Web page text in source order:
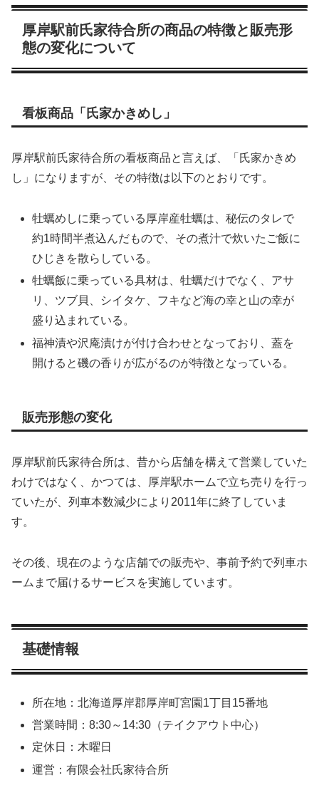
厚岸駅前氏家待合所の商品の特徴と販売形
態の変化について
看板商品「氏家かきめし」
厚岸駅前氏家待合所の看板商品と言えば、「氏家かきめ
し」になりますが、その特徴は以下のとおりです。
牡蠣めしに乗っている厚岸産牡蠣は、秘伝のタレで
約1時間半煮込んだもので、その煮汁で炊いたご飯に
ひじきを散らしている。
牡蠣飯に乗っている具材は、牡蠣だけでなく、アサ
リ、ツブ貝、シイタケ、フキなど海の幸と山の幸が
盛り込まれている。
福神漬や沢庵漬けが付け合わせとなっており、蓋を
開けると磯の香りが広がるのが特徴となっている。
販売形態の変化
厚岸駅前氏家待合所は、昔から店舗を構えて営業していた
わけではなく、かつては、厚岸駅ホームで立ち売りを行っ
ていたが、列車本数減少により2011年に終了していま
す。
その後、現在のような店舗での販売や、事前予約で列車ホ
ームまで届けるサービスを実施しています。
基礎情報
所在地：北海道厚岸郡厚岸町宮園1丁目15番地
営業時間：8:30～14:30（テイクアウト中心）
定休日：木曜日
運営：有限会社氏家待合所